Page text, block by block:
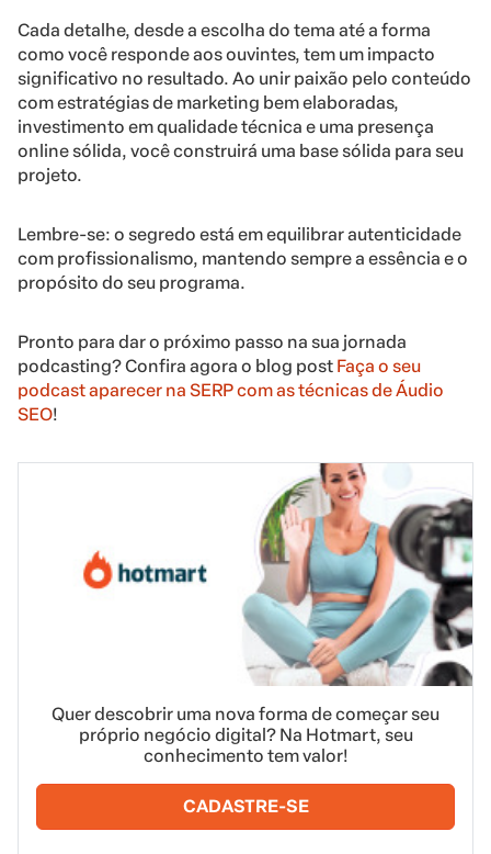
Cada detalhe, desde a escolha do tema até a forma
como você responde aos ouvintes, tem um impacto
significativo no resultado. Ao unir paixão pelo conteúdo
com estratégias de marketing bem elaboradas,
investimento em qualidade técnica e uma presença
online sólida, você construirá uma base sólida para seu
projeto.
Lembre-se: o segredo está em equilibrar autenticidade
com profissionalismo, mantendo sempre a essência e o
propósito do seu programa.
Pronto para dar o próximo passo na sua jornada
podcasting? Confira agora o blog post Faça o seu
podcast aparecer na SERP com as técnicas de Áudio
SEO!
Quer descobrir uma nova forma de começar seu
próprio negócio digital? Na Hotmart, seu
conhecimento tem valor!
CADASTRE-SE